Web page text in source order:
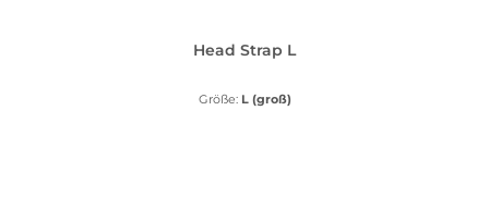
Head Strap L
Größe: L (groß)